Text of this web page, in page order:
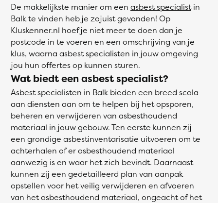
De makkelijkste manier om een asbest specialistin
Balk te vinden heb je zojuist gevonden! Op
Kluskenner.nl hoef je niet meer te doen dan je
postcode in te voeren en een omschrijving van je
klus, waarna asbest specialisten in jouw omgeving
jou hun offertes op kunnen sturen.
Wat biedt een asbest specialist?
Asbest specialisten in Balk bieden een breed scala
aan diensten aan om te helpen bij het opsporen,
beheren en verwijderen van asbesthoudend
materiaal in jouw gebouw. Ten eerste kunnen zij
een grondige asbestinventarisatie uitvoeren om te
achterhalen of er asbesthoudend materiaal
aanwezig is en waar het zich bevindt. Daarnaast
kunnen zij een gedetailleerd plan van aanpak
opstellen voor het veilig verwijderen en afvoeren
van het asbesthoudend materiaal, ongeacht of het